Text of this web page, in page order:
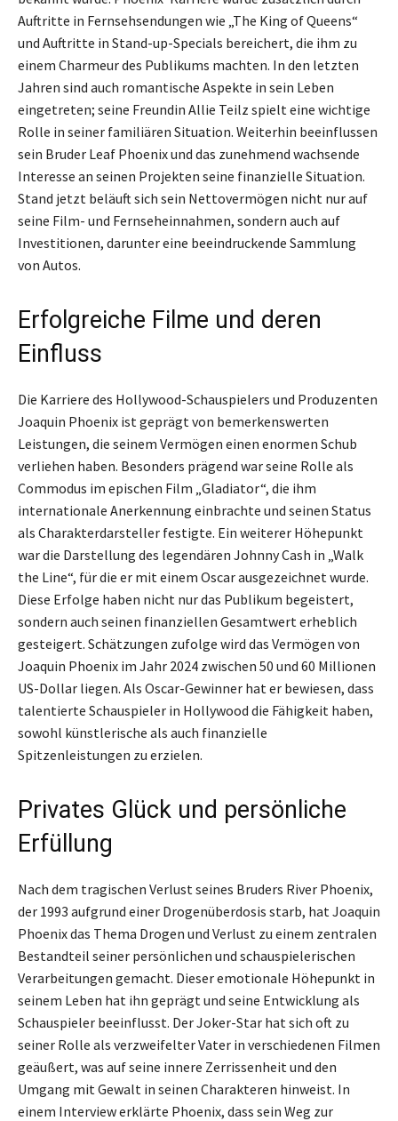
Auftritte in Fernsehsendungen wie „The King of Queens“
und Auftritte in Stand-up-Specials bereichert, die ihm zu
einem Charmeur des Publikums machten. In den letzten
Jahren sind auch romantische Aspekte in sein Leben
eingetreten; seine Freundin Allie Teilz spielt eine wichtige
Rolle in seiner familiären Situation. Weiterhin beeinflussen
sein Bruder Leaf Phoenix und das zunehmend wachsende
Interesse an seinen Projekten seine finanzielle Situation.
Stand jetzt beläuft sich sein Nettovermögen nicht nur auf
seine Film- und Fernseheinnahmen, sondern auch auf
Investitionen, darunter eine beeindruckende Sammlung
von Autos.
Erfolgreiche Filme und deren
Einfluss
Die Karriere des Hollywood-Schauspielers und Produzenten
Joaquin Phoenix ist geprägt von bemerkenswerten
Leistungen, die seinem Vermögen einen enormen Schub
verliehen haben. Besonders prägend war seine Rolle als
Commodus im epischen Film „Gladiator“, die ihm
internationale Anerkennung einbrachte und seinen Status
als Charakterdarsteller festigte. Ein weiterer Höhepunkt
war die Darstellung des legendären Johnny Cash in „Walk
the Line“, für die er mit einem Oscar ausgezeichnet wurde.
Diese Erfolge haben nicht nur das Publikum begeistert,
sondern auch seinen finanziellen Gesamtwert erheblich
gesteigert. Schätzungen zufolge wird das Vermögen von
Joaquin Phoenix im Jahr 2024 zwischen 50 und 60 Millionen
US-Dollar liegen. Als Oscar-Gewinner hat er bewiesen, dass
talentierte Schauspieler in Hollywood die Fähigkeit haben,
sowohl künstlerische als auch finanzielle
Spitzenleistungen zu erzielen.
Privates Glück und persönliche
Erfüllung
Nach dem tragischen Verlust seines Bruders River Phoenix,
der 1993 aufgrund einer Drogenüberdosis starb, hat Joaquin
Phoenix das Thema Drogen und Verlust zu einem zentralen
Bestandteil seiner persönlichen und schauspielerischen
Verarbeitungen gemacht. Dieser emotionale Höhepunkt in
seinem Leben hat ihn geprägt und seine Entwicklung als
Schauspieler beeinflusst. Der Joker-Star hat sich oft zu
seiner Rolle als verzweifelter Vater in verschiedenen Filmen
geäußert, was auf seine innere Zerrissenheit und den
Umgang mit Gewalt in seinen Charakteren hinweist. In
einem Interview erklärte Phoenix, dass sein Weg zur